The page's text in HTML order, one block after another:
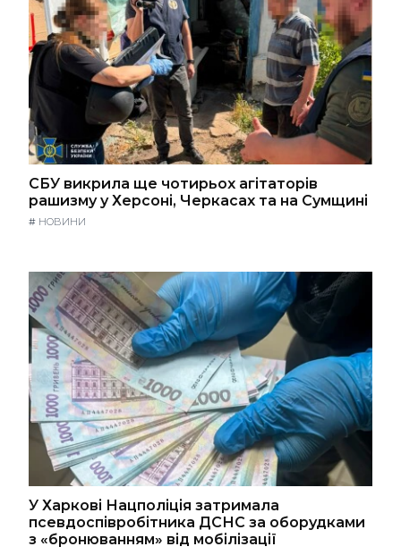
СБУ викрила ще чотирьох агітаторів
рашизму у Херсоні, Черкасах та на Сумщині
# НОВИНИ
У Харкові Нацполіція затримала
псевдоспівробітника ДСНС за оборудками
з «бронюванням» від мобілізації